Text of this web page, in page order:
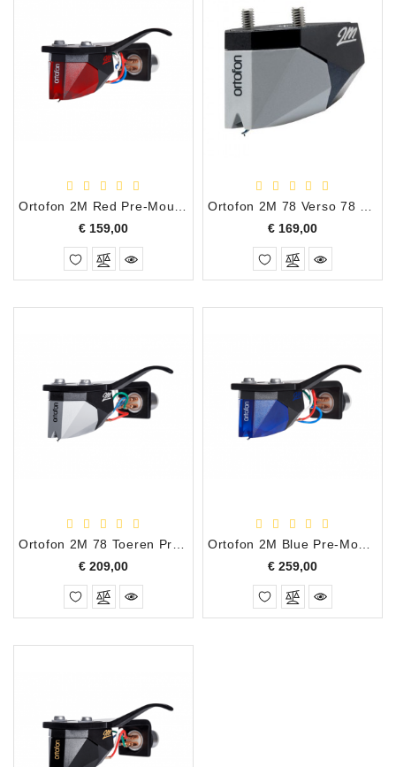
Ortofon 2M Red Pre-Mounted MM Eliptisch Draatafel Element
€ 159,00Prijs
Ortofon 2M 78 Verso 78 Toeren Draaitafel Element
€ 169,00Prijs
€ 209,00Prijs
€ 259,00Prijs